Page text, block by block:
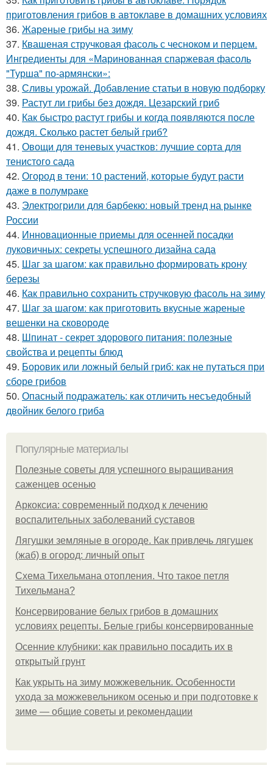
приготовления грибов в автоклаве в домашних условиях
36. Жареные грибы на зиму
37. Квашеная стручковая фасоль с чесноком и перцем.
Ингредиенты для «Маринованная спаржевая фасоль
"Турша" по-армянски»:
38. Сливы урожай. Добавление статьи в новую подборку
39. Растут ли грибы без дождя. Цезарский гриб
40. Как быстро растут грибы и когда появляются после
дождя. Сколько растет белый гриб?
41. Овощи для теневых участков: лучшие сорта для
тенистого сада
42. Огород в тени: 10 растений, которые будут расти
даже в полумраке
43. Электрогрили для барбекю: новый тренд на рынке
России
44. Инновационные приемы для осенней посадки
луковичных: секреты успешного дизайна сада
45. Шаг за шагом: как правильно формировать крону
березы
46. Как правильно сохранить стручковую фасоль на зиму
47. Шаг за шагом: как приготовить вкусные жареные
вешенки на сковороде
48. Шпинат - секрет здорового питания: полезные
свойства и рецепты блюд
49. Боровик или ложный белый гриб: как не путаться при
сборе грибов
50. Опасный подражатель: как отличить несъедобный
двойник белого гриба
Популярные материалы
Полезные советы для успешного выращивания
саженцев осенью
Аркоксиа: современный подход к лечению
воспалительных заболеваний суставов
Лягушки земляные в огороде. Как привлечь лягушек
(жаб) в огород: личный опыт
Схема Тихельмана отопления. Что такое петля
Тихельмана?
Консервирование белых грибов в домашних
условиях рецепты. Белые грибы консервированные
Осенние клубники: как правильно посадить их в
открытый грунт
Как укрыть на зиму можжевельник. Особенности
ухода за можжевельником осенью и при подготовке к
зиме — общие советы и рекомендации